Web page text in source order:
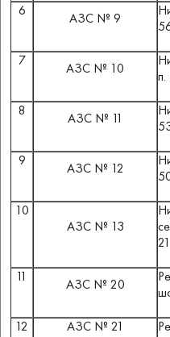
6
АЗС № 9
7
АЗС № 10
п.
8
АЗС № 11
9
АЗС № 12
10
АЗС № 13
11
АЗС № 20
12
АЗС № 21